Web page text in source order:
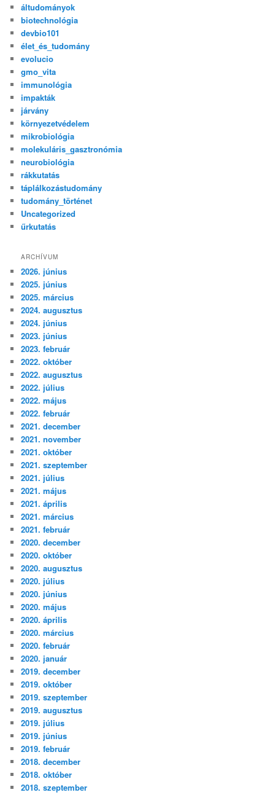
áltudományok
biotechnológia
devbio101
élet_és_tudomány
evolucio
gmo_vita
immunológia
impakták
járvány
környezetvédelem
mikrobiológia
molekuláris_gasztronómia
neurobiológia
rákkutatás
táplálkozástudomány
tudomány_történet
Uncategorized
űrkutatás
ARCHÍVUM
2026. június
2025. június
2025. március
2024. augusztus
2024. június
2023. június
2023. február
2022. október
2022. augusztus
2022. július
2022. május
2022. február
2021. december
2021. november
2021. október
2021. szeptember
2021. július
2021. május
2021. április
2021. március
2021. február
2020. december
2020. október
2020. augusztus
2020. július
2020. június
2020. május
2020. április
2020. március
2020. február
2020. január
2019. december
2019. október
2019. szeptember
2019. augusztus
2019. július
2019. június
2019. február
2018. december
2018. október
2018. szeptember